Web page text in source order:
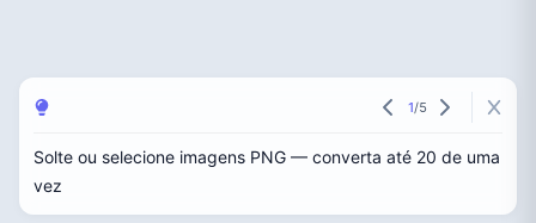
Solte ou selecione imagens PNG — converta até 20 de uma
vez
1/5